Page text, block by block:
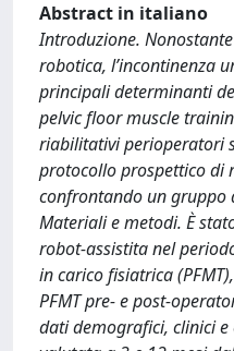
Abstract in italiano
Introduzione.
robotica, l’incontinenza
principali determinanti
pelvic floor muscle
riabilitativi perioperatori
protocollo prospettico di
confrontando un gruppo
Materiali e metodi. È
robot-assistita nel
in carico fisiatrica
PFMT pre- e post-
dati demografici, clinici